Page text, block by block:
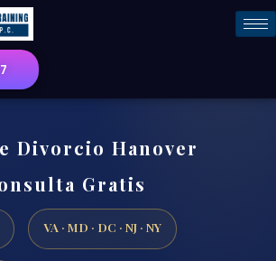
Divorcio Hanover
Gratis
VA · MD · DC · NJ · NY